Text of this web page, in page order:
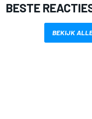
BESTE
BEKIJK